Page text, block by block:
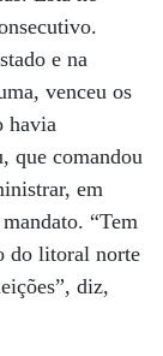
e na
venceu os
havia
que comandou
em
“Tem
do litoral norte
diz,